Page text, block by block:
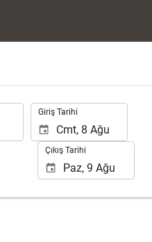
Giriş Tarihi
Çıkış Tarihi